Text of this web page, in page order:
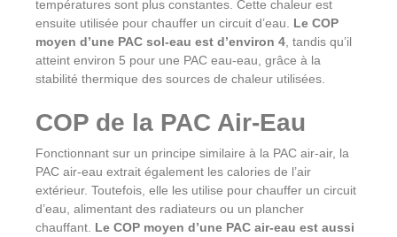
températures sont plus constantes. Cette chaleur est
ensuite utilisée pour chauffer un circuit d’eau. Le COP
moyen d’une PAC sol-eau est d’environ 4, tandis qu’il
atteint environ 5 pour une PAC eau-eau, grâce à la
stabilité thermique des sources de chaleur utilisées.
COP de la PAC Air-Eau
Fonctionnant sur un principe similaire à la PAC air-air, la
PAC air-eau extrait également les calories de l’air
extérieur. Toutefois, elle les utilise pour chauffer un circuit
d’eau, alimentant des radiateurs ou un plancher
chauffant. Le COP moyen d’une PAC air-eau est aussi